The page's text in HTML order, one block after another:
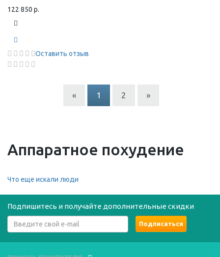
122 850 р.
Оставить отзыв
« 1 2 »
Аппаратное похудение
Что еще искали люди
Подпишитесь и получайте дополнительные скидки